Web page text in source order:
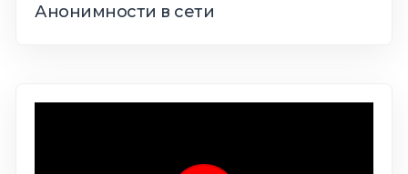
Анонимности в сети